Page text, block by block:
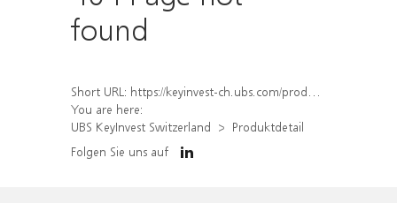
found
Short URL: https://keyinvest-ch.ubs.com/produkt/detail/index/isin/CH1565642050
You are here:
UBS KeyInvest Switzerland
Produktdetail
Folgen Sie uns auf